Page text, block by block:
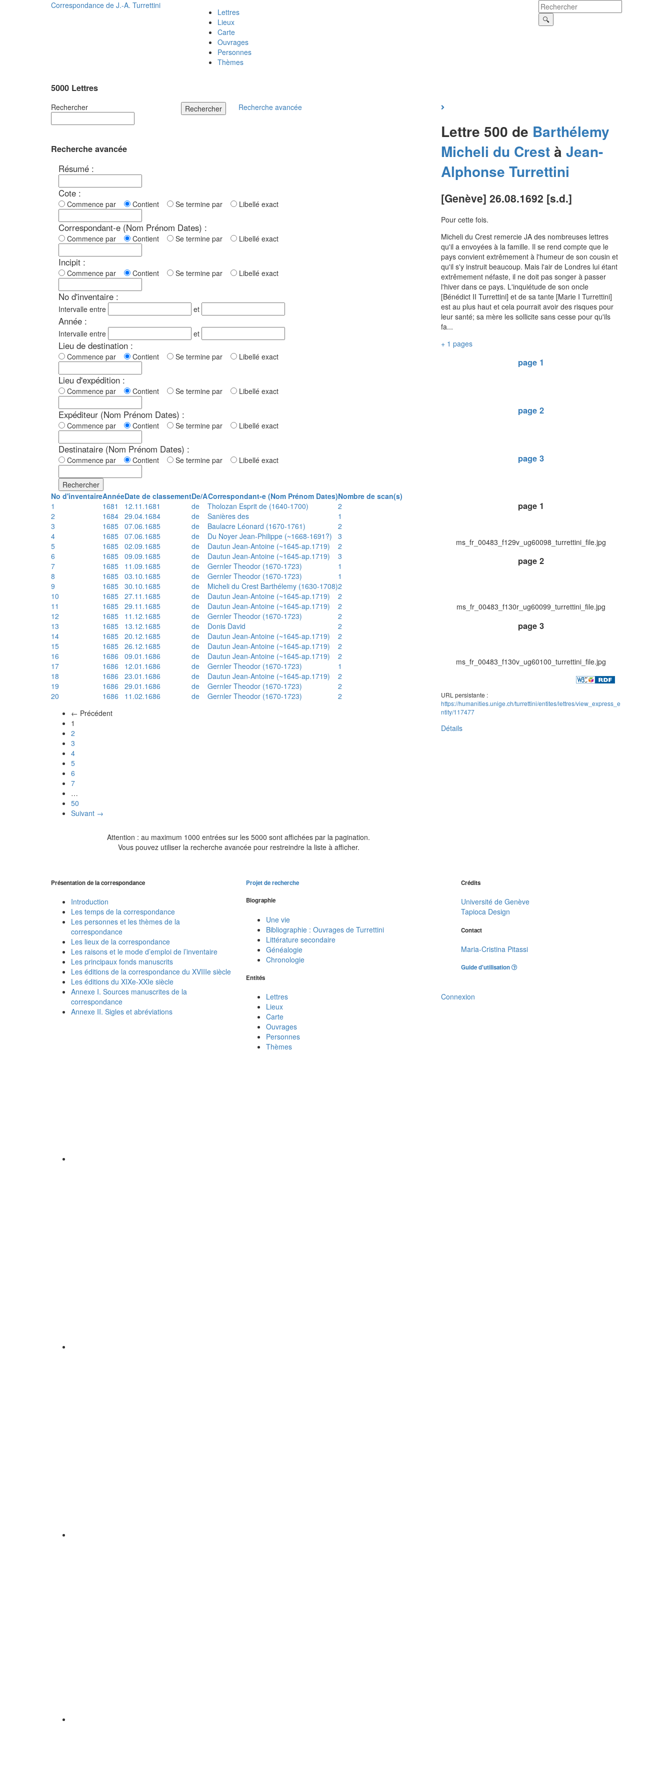
Correspondance de J.-A. Turrettini
Lettres
Lieux
Carte
Ouvrages
Personnes
Thèmes
5000 Lettres
Rechercher Rechercher Recherche avancée
Recherche avancée
Résumé :
Cote :
Commence par Contient Se termine par Libellé exact
Correspondant-e (Nom Prénom Dates) :
Commence par Contient Se termine par Libellé exact
Incipit :
Commence par Contient Se termine par Libellé exact
No d'inventaire :
Intervalle entre et
Année :
Intervalle entre et
Lieu de destination :
Commence par Contient Se termine par Libellé exact
Lieu d'expédition :
Commence par Contient Se termine par Libellé exact
Expéditeur (Nom Prénom Dates) :
Commence par Contient Se termine par Libellé exact
Destinataire (Nom Prénom Dates) :
Commence par Contient Se termine par Libellé exact
Rechercher
No d'inventaireAnnéeDate de classementDe/ACorrespondant-e (Nom Prénom Dates)Nombre de scan(s)
1
1681 12.11.1681 de Tholozan Esprit de (1640-1700)
2
2
1684 29.04.1684 de Sanières des
1
3
1685 07.06.1685 de Baulacre Léonard (1670-1761)
2
4
1685 07.06.1685 de Du Noyer Jean-Philippe (~1668-1691?)
3
5
1685 02.09.1685 de Dautun Jean-Antoine (~1645-ap.1719)
2
6
1685 09.09.1685 de Dautun Jean-Antoine (~1645-ap.1719)
3
7
1685 11.09.1685 de Gernler Theodor (1670-1723)
1
8
1685 03.10.1685 de Gernler Theodor (1670-1723)
1
9
1685 30.10.1685 de Micheli du Crest Barthélemy (1630-1708)2
10
1685 27.11.1685 de Dautun Jean-Antoine (~1645-ap.1719)
2
11
1685 29.11.1685 de Dautun Jean-Antoine (~1645-ap.1719)
2
12
1685 11.12.1685 de Gernler Theodor (1670-1723)
2
13
1685 13.12.1685 de Donis David
2
14
1685 20.12.1685 de Dautun Jean-Antoine (~1645-ap.1719)
2
15
1685 26.12.1685 de Dautun Jean-Antoine (~1645-ap.1719)
2
16
1686 09.01.1686 de Dautun Jean-Antoine (~1645-ap.1719)
2
17
1686 12.01.1686 de Gernler Theodor (1670-1723)
1
18
1686 23.01.1686 de Dautun Jean-Antoine (~1645-ap.1719)
2
19
1686 29.01.1686 de Gernler Theodor (1670-1723)
2
20
1686 11.02.1686 de Gernler Theodor (1670-1723)
2
← Précédent
1
2
3
4
5
6
7
…
50
Suivant →
Attention : au maximum 1000 entrées sur les 5000 sont affichées par la pagination.
Vous pouvez utiliser la recherche avancée pour restreindre la liste à afficher.
Lettre 500 de Barthélemy
Micheli du Crestà Jean-
Alphonse Turrettini
[Genève] 26.08.1692 [s.d.]
Pour cette fois.
Micheli du Crest remercie JA des nombreuses lettres
qu'il a envoyées à la famille. Il se rend compte que le
pays convient extrêmement à l'humeur de son cousin et
qu'il s'y instruit beaucoup. Mais l'air de Londres lui étant
extrêmement néfaste, il ne doit pas songer à passer
l'hiver dans ce pays. L'inquiétude de son oncle
[Bénédict II Turrettini] et de sa tante [Marie I Turrettini]
est au plus haut et cela pourrait avoir des risques pour
leur santé; sa mère les sollicite sans cesse pour qu'ils
fa...
+ 1 pages
page 1
page 2
page 3
page 1
ms_fr_00483_f129v_ug60098_turrettini_file.jpg
page 2
ms_fr_00483_f130r_ug60099_turrettini_file.jpg
page 3
ms_fr_00483_f130v_ug60100_turrettini_file.jpg
URL persistante :
https://humanities.unige.ch/turrettini/entites/lettres/view_express_e
ntity/117477
Détails
Présentation de la correspondance
Introduction
Les temps de la correspondance
Les personnes et les thèmes de la
correspondance
Les lieux de la correspondance
Les raisons et le mode d’emploi de l’inventaire
Les principaux fonds manuscrits
Les éditions de la correspondance du XVIIIe siècle
Les éditions du XIXe-XXIe siècle
Annexe I. Sources manuscrites de la
correspondance
Annexe II. Sigles et abréviations
Projet de recherche
Biographie
Une vie
Bibliographie : Ouvrages de Turrettini
Littérature secondaire
Généalogie
Chronologie
Entités
Lettres
Lieux
Carte
Ouvrages
Personnes
Thèmes
Crédits
Université de Genève
Tapioca Design
Contact
Maria-Cristina Pitassi
Guide d'utilisation
Connexion